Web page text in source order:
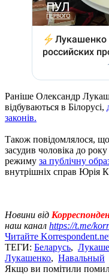
Раніше Олександр
відбуваються в Білорусі,
законів.
Також повідомлялося,
засудив чоловіка до року
режиму за публічну
внутрішніх справ Юрія
Новини від
наш канал https://t.me/
Читайте
ТЕГИ: Беларусь,
Лукашенко, Навальный
Якщо ви помітили